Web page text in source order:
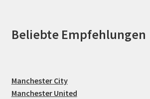
Beliebte Empfehlungen
Manchester City
Manchester United